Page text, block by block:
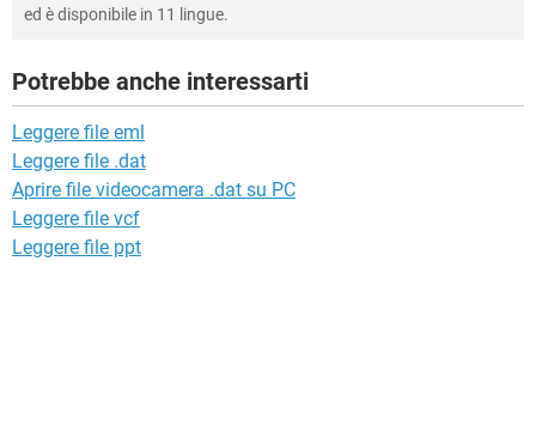
ed è disponibile in 11 lingue.
Potrebbe anche interessarti
Leggere file eml
Leggere file .dat
Aprire file videocamera .dat su PC
Leggere file vcf
Leggere file ppt